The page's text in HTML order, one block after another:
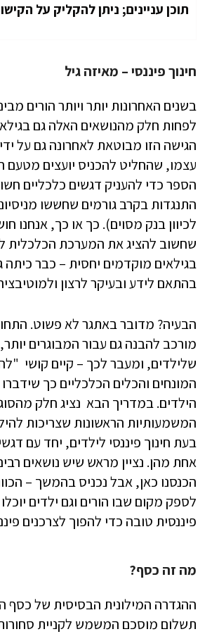
תוכן עניינים; ניתן להקליק על
חינוך פיננסי – מאיזה גיל
בשנים האחרונות יותר ויותר הורים
לפחות חלק מהנושאים האלה גם
הגישה הזו מבוטאת לאחרונה גם על
עצמו, שהחליט להכניס יועצים מטעם
הספר כדי להעניק דגשים כלכליים
התנגדות בקרב גורמים שחששו
לכיוון בנק מסוים). כך או כך, אנחנו
שחשוב להציג את המערכת הכלכלית
בגילאים מוקדמים יחסית – כבר
בהתאם לידע ובעיקר לרצון
הבעיה? מדובר באתגר לא פשוט.
מורכב להבנה גם עבור המבוגרים
שלילדים, ומעבר לכך – קיים קושי
המונחים והכלים הכלכליים כך
הילדים. במדריך הבא נציג חלק
המשמעותיות הראשונות שצריכות
בעת חינוך פיננסי לילדים, יחד עם
אחת מהן. נציין מראש שיש נושאים
הכנסנו כאן, אבל נכניס בהמשך –
לספק מקום שבו הורים וגם ילדים
פיננסית טובה כדי להפוך לצרכנים
מה זה כסף?
ההגדרה המילונית הבסיסית של כסף
תשלום מוסכם המשמש לקניית